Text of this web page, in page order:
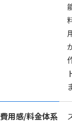
費用感/料金体系